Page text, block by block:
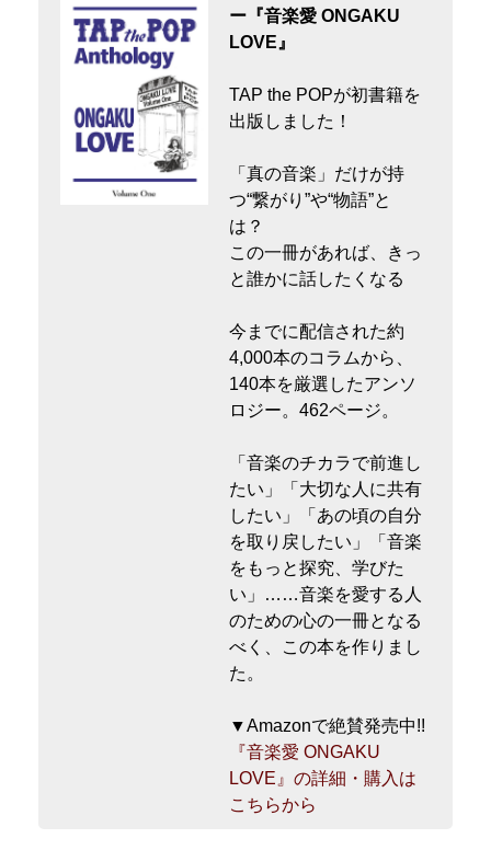
ー『音楽愛 ONGAKU
LOVE』
TAP the POPが初書籍を
出版しました！
「真の音楽」だけが持
つ“繋がり”や“物語”と
は？
この一冊があれば、きっ
と誰かに話したくなる
今までに配信された約
4,000本のコラムから、
140本を厳選したアンソ
ロジー。462ページ。
「音楽のチカラで前進し
たい」「大切な人に共有
したい」「あの頃の自分
を取り戻したい」「音楽
をもっと探究、学びた
い」……音楽を愛する人
のための心の一冊となる
べく、この本を作りまし
た。
▼Amazonで絶賛発売中!!
『音楽愛 ONGAKU
LOVE』の詳細・購入は
こちらから